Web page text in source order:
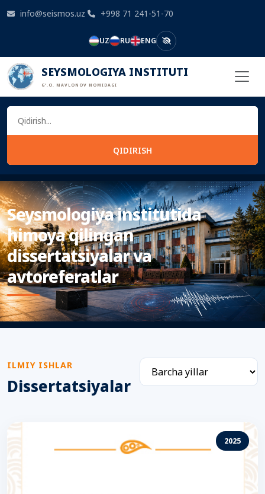
info@seismos.uz +998 71 241-51-70
UZ RU ENG
SEYSMOLOGIYA INSTITUTI
G‘.O. MAVLONOV NOMIDAGI
QIDIRISH
Seysmologiya institutida
himoya qilingan
dissertatsiyalar va
avtoreferatlar
ILMIY ISHLAR
Dissertatsiyalar
2025